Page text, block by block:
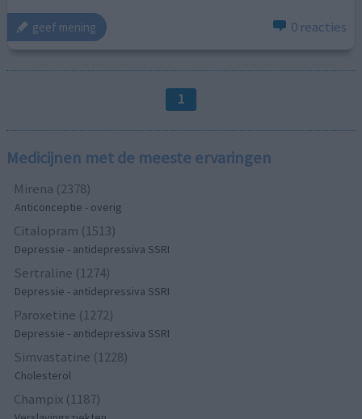
geef mening 0 reacties
1
Medicijnen met de meeste ervaringen
Mirena (2378)
Anticonceptie - overig
Citalopram (1513)
Depressie - antidepressiva SSRI
Sertraline (1274)
Depressie - antidepressiva SSRI
Paroxetine (1272)
Depressie - antidepressiva SSRI
Simvastatine (1228)
Cholesterol
Champix (1187)